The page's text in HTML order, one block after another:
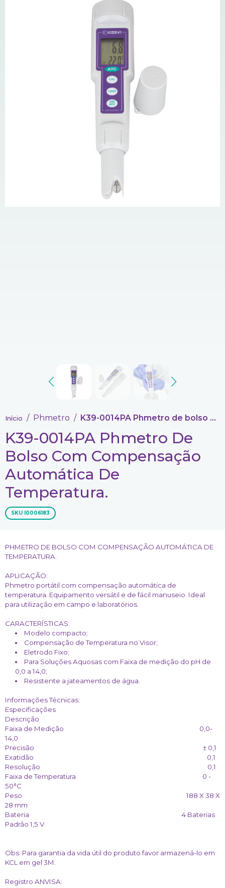
Início Phmetro K39-0014PA Phmetro de bolso com compensação automática de temperatura.
K39-0014PA Phmetro De
Bolso Com Compensação
Automática De
Temperatura.
SKU I0006183
PHMETRO DE BOLSO COM COMPENSAÇÃO AUTOMÁTICA DE
TEMPERATURA.
APLICAÇÃO:
Phmetro portátil com compensação automática de
temperatura. Equipamento versátil e de fácil manuseio. Ideal
para utilização em campo e laboratórios.
CARACTERÍSTICAS:
Modelo compacto;
Compensação de Temperatura no Visor;
Eletrodo Fixo;
Para Soluções Aquosas com Faixa de medição do pH de
0,0 a 14,0;
Resistente a jateamentos de água.
Informações Técnicas:
Especificações
Descrição
Faixa de Medição 0,0-
14,0
Precisão ± 0,1
Exatidão 0,1
Resolução 0,1
Faixa de Temperatura 0 -
50°C
Peso 188 X 38 X
28 mm
Bateria 4 Baterias
Padrão 1,5 V
Obs: Para garantia da vida útil do produto favor armazená-lo em
KCL em gel 3M.
Registro ANVISA: